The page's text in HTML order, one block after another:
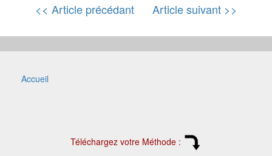
<< Article précédant Article suivant >>
Accueil
Téléchargez votre Méthode :